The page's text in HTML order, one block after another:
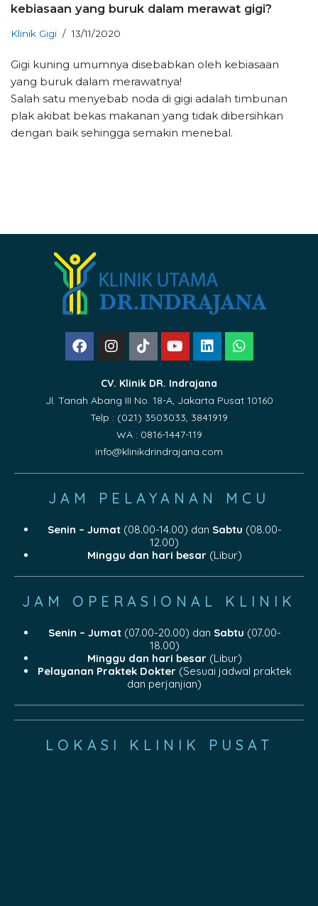
kebiasaan yang buruk dalam merawat gigi?
Klinik Gigi 13/11/2020
Gigi kuning umumnya disebabkan oleh kebiasaan
yang buruk dalam merawatnya!
Salah satu menyebab noda di gigi adalah timbunan
plak akibat bekas makanan yang tidak dibersihkan
dengan baik sehingga semakin menebal.
CV. Klinik DR. Indrajana
Jl. Tanah Abang III No. 18-A, Jakarta Pusat 10160
Telp : (021) 3503033, 3841919
WA : 0816-1447-119
info@klinikdrindrajana.com
JAM PELAYANAN MCU
Senin – Jumat(08.00-14.00) dan Sabtu (08.00-
12.00)
Minggu dan hari besar(Libur)
JAM OPERASIONAL KLINIK
Senin – Jumat(07.00-20.00) dan Sabtu (07.00-
18.00)
Minggu dan hari besar(Libur)
Pelayanan Praktek Dokter(Sesuai jadwal praktek
dan perjanjian)
LOKASI KLINIK PUSAT